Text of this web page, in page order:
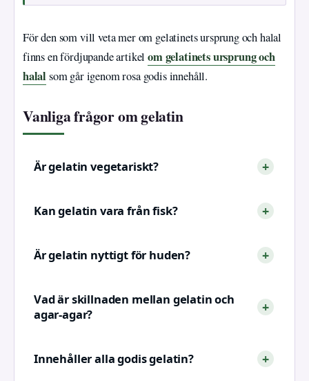
För den som vill veta mer om gelatinets ursprung och halal
finns en fördjupande artikelom gelatinets ursprung och
halal som går igenom rosa godis innehåll.
Vanliga frågor om gelatin
Är gelatin vegetariskt?
Kan gelatin vara från fisk?
Är gelatin nyttigt för huden?
Vad är skillnaden mellan gelatin och
agar‑agar?
Innehåller alla godis gelatin?